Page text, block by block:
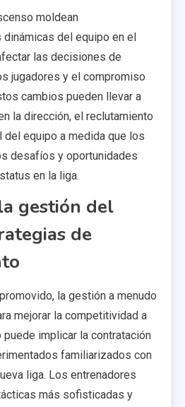
moldean
del equipo en el
las decisiones de
jugadores y el compromiso
cambios pueden llevar a
la dirección, el reclutamiento
del equipo a medida que los
desafíos y oportunidades
en la liga.
gestión del
de
la gestión a menudo
mejorar la competitividad a
puede implicar la contratación
familiarizados con
liga. Los entrenadores
más sofisticadas y